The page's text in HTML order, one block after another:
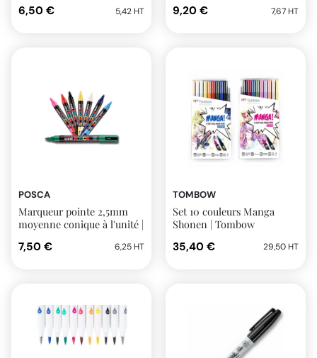
6,50 € 5,42 HT 9,20 € 7,67 HT
POSCA
Marqueur pointe 2,5mm
moyenne conique à l'unité |
7,50 € 6,25 HT
TOMBOW
Set 10 couleurs Manga
Shonen | Tombow
35,40 €
29,50 HT